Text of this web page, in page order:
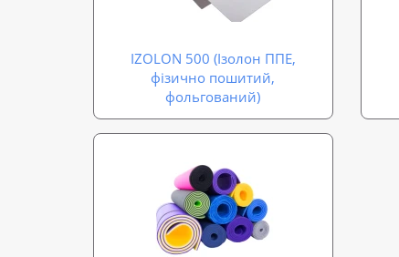
IZOLON 500 (Ізолон ППЕ,
фізично пошитий,
фольгований)